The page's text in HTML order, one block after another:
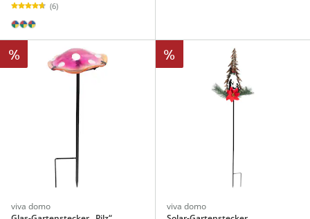
(6)
%
viva domo
%
viva domo